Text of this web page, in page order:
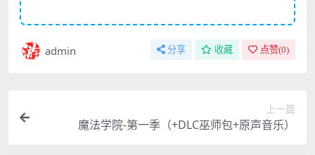
admin 分享 收藏 点赞(0)
上一篇
魔法学院-第一季（+DLC巫师包+原声音乐）